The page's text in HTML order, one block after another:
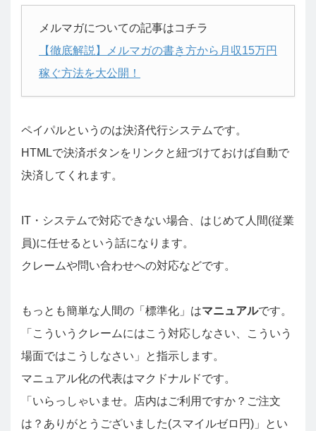
メルマガについての記事はコチラ
【徹底解説】メルマガの書き方から月収15万円
稼ぐ方法を大公開！
ペイパルというのは決済代行システムです。
HTMLで決済ボタンをリンクと紐づけておけば自動で
決済してくれます。
IT・システムで対応できない場合、はじめて人間(従業
員)に任せるという話になります。
クレームや問い合わせへの対応などです。
もっとも簡単な人間の「標準化」はマニュアルです。
「こういうクレームにはこう対応しなさい、こういう
場面ではこうしなさい」と指示します。
マニュアル化の代表はマクドナルドです。
「いらっしゃいませ。店内はご利用ですか？ご注文
は？ありがとうございました(スマイルゼロ円)」とい